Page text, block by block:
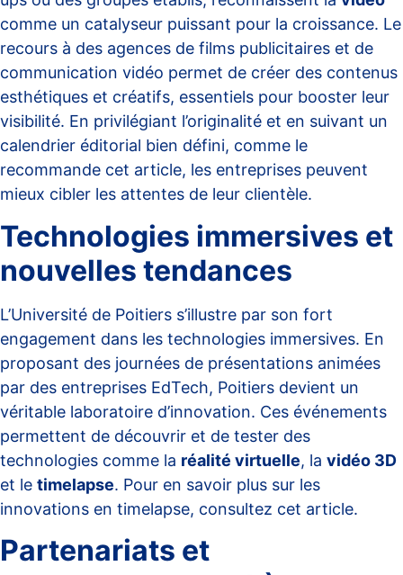
comme un catalyseur puissant pour la croissance. Le
recours à des agences de films publicitaires et de
communication vidéo permet de créer des contenus
esthétiques et créatifs, essentiels pour booster leur
visibilité. En privilégiant l’originalité et en suivant un
calendrier éditorial bien défini, comme le
recommande cet article, les entreprises peuvent
mieux cibler les attentes de leur clientèle.
Technologies immersives et
nouvelles tendances
L’Université de Poitiers s’illustre par son fort
engagement dans les technologies immersives. En
proposant des journées de présentations animées
par des entreprises EdTech, Poitiers devient un
véritable laboratoire d’innovation. Ces événements
permettent de découvrir et de tester des
technologies comme la réalité virtuelle, la vidéo 3D
et le timelapse. Pour en savoir plus sur les
innovations en timelapse, consultez cet article.
Partenariats et